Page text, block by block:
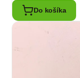
Do košíka